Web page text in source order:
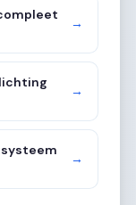
→
→
→